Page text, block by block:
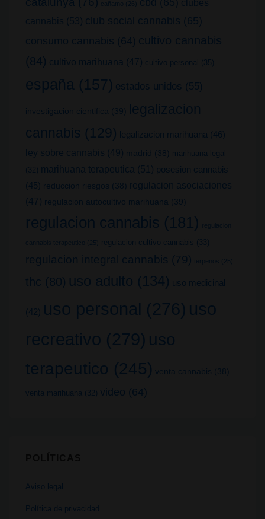
cañamo (26)
clubes
cannabis (53) club social cannabis (65)
consumo cannabis (64) cultivo cannabis
(84) cultivo marihuana (47) cultivo personal (35)
españa (157) estados unidos (55)
investigacion cientifica (39)
legalizacion
cannabis (129) legalizacion marihuana (46)
ley sobre cannabis (49) madrid (38)
marihuana legal
(32)
marihuana terapeutica (51) posesion cannabis
(45) reduccion riesgos (38)
regulacion asociaciones
(47) regulacion autocultivo marihuana (39)
regulacion cannabis (181) regulacion
cannabis terapeutico (25) regulacion cultivo cannabis (33)
regulacion integral cannabis (79) terpenos (25)
thc (80) uso adulto (134) uso medicinal
(42) uso personal (276) uso
recreativo (279) uso
terapeutico (245) venta cannabis (38)
venta marihuana (32) video (64)
Aviso legal
Política de privacidad